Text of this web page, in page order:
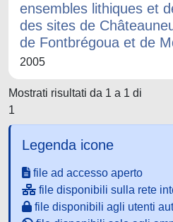
ensembles lithiques et
des sites de
de Fontbrégoua et de
2005
Mostrati risultati da 1 a 1 di
1
Legenda icone
file ad accesso aperto
file disponibili sulla rete
file disponibili agli utenti